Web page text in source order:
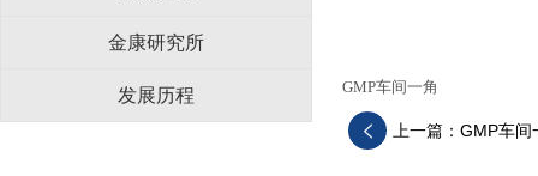
金康研究所
发展历程 GMP车间一角
上一篇：GMP车间